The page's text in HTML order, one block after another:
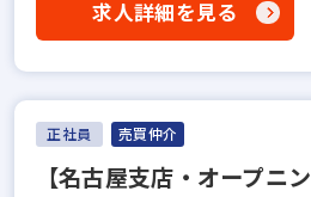
求人詳細を見る
正社員 売買仲介
【名古屋支店・オープニ